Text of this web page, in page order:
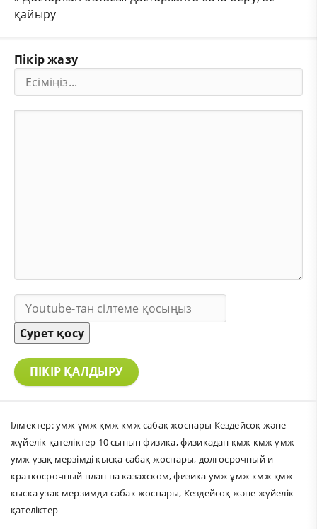
қайыру
Пікір жазу
Сурет қосу
ПІКІР ҚАЛДЫРУ
Ілмектер:умж ұмж қмж кмж сабақ жоспары Кездейсоқ және
жүйелік қателіктер 10 сынып физика,физикадан қмж кмж ұмж
умж ұзақ мерзімді қысқа сабақ жоспары, долгосрочный и
краткосрочный план на казахском,физика умж ұмж кмж қмж
кыска узак мерзимди сабак жоспары, Кездейсоқ және жүйелік
қателіктер